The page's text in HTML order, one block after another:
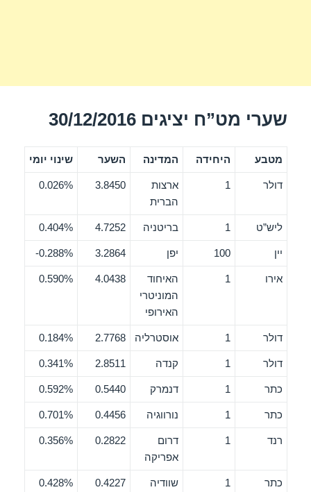
שערי מט”ח יציגים 30/12/2016
מטבע היחידה המדינה השער שינוי יומי
דולר 1
ארצות
הברית
3.8450
0.026%
ליש”ט 1 בריטניה 4.7252
0.404%
יין 100 יפן 3.2864
0.288%-
אירו 1
האיחוד
המוניטרי
האירופי
4.0438
0.590%
דולר 1 אוסטרליה 2.7768
0.184%
דולר 1 קנדה 2.8511
0.341%
כתר 1 דנמרק 0.5440
0.592%
כתר 1 נורווגיה 0.4456
0.701%
רנד 1
דרום
אפריקה
0.2822
0.356%
כתר 1 שוודיה 0.4227
0.428%